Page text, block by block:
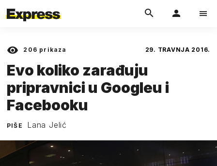
206 prikaza 29. TRAVNJA 2016.
Evo koliko zarađuju
pripravnici u Googleu i
Facebooku
PIŠE Lana Jelić